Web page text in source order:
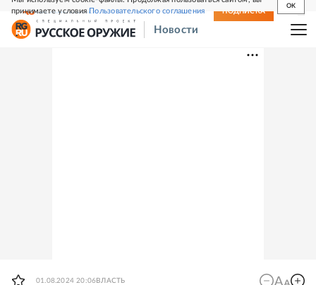
принимаете условияПользовательского соглашения
OK
СВЕЖИЙ НОМЕР ПОДПИСКА
Новости
01.08.2024 20:06 ВЛАСТЬ